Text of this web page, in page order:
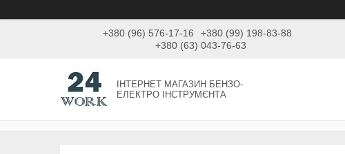
+380 (96) 576-17-16
+380 (99) 198-83-88
+380 (63) 043-76-63
ІНТЕРНЕТ МАГАЗИН БЕНЗО-
ЕЛЕКТРО ІНСТРУМЄНТА